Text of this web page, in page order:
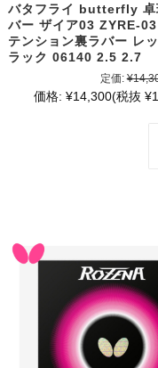
バタフライ butterfly 卓
バー ザイア03 ZYRE-03
テンション裏ラバー レ
ラック 06140 2.5 2.7
定価:
価格: ¥14,300(税抜